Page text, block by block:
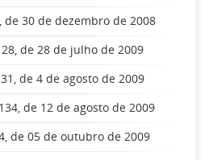
de 30 de dezembro de 2008
de 28 de julho de 2009
de 4 de agosto de 2009
de 12 de agosto de 2009
de 05 de outubro de 2009